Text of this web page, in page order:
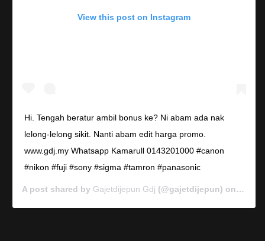
View this post on Instagram
Hi. Tengah beratur ambil bonus ke? Ni abam ada nak
lelong-lelong sikit. Nanti abam edit harga promo.
www.gdj.my Whatsapp Kamarull 0143201000 #canon
#nikon #fuji #sony #sigma #tamron #panasonic
A post shared by Gajetdijepun Gdj (@gajetdijepun) on Jan 7,